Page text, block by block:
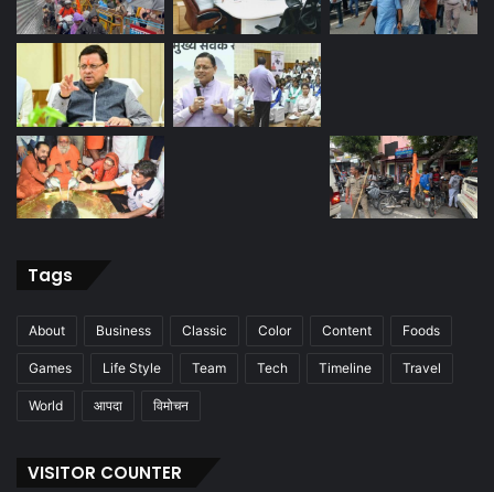
Tags
About Business Classic Color Content Foods
Games Life Style Team Tech Timeline Travel
World आपदा विमोचन
VISITOR COUNTER